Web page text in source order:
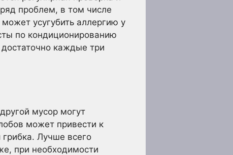
проблем, в том числе
усугубить аллергию у
по кондиционированию
каждые три
мусор могут
может привести к
Лучше всего
при необходимости